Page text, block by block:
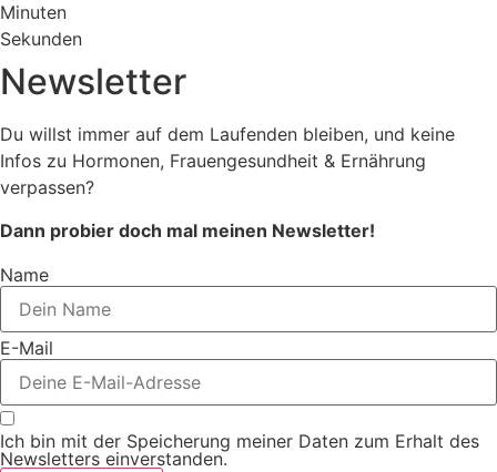
Minuten
Sekunden
Newsletter
Du willst immer auf dem Laufenden bleiben, und keine
Infos zu Hormonen, Frauengesundheit & Ernährung
verpassen?
Dann probier doch mal meinen Newsletter!
Name
E-Mail
Ich bin mit der Speicherung meiner Daten zum Erhalt des
Newsletters einverstanden.